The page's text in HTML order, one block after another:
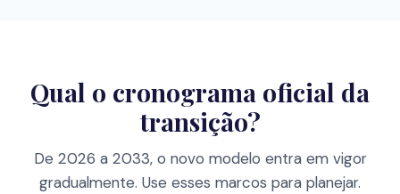
Qual o cronograma oficial da
transição?
De 2026 a 2033, o novo modelo entra em vigor
gradualmente. Use esses marcos para planejar.